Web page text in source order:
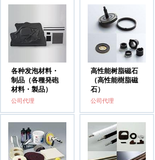
各种发泡材料・
制品（各種発砲
材料・製品）
公司代理
高性能树脂磁石
（高性能樹脂磁
石）
公司代理